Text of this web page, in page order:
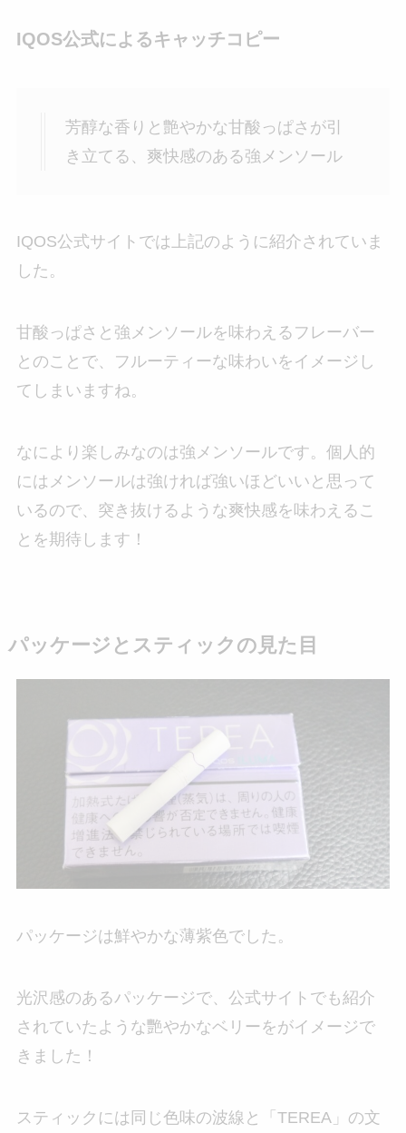
IQOS公式によるキャッチコピー
芳醇な香りと艶やかな甘酸っぱさが引
き立てる、爽快感のある強メンソール​
IQOS公式サイトでは上記のように紹介されていま
した。
甘酸っぱさと強メンソールを味わえるフレーバー
とのことで、フルーティーな味わいをイメージし
てしまいますね。
なにより楽しみなのは強メンソールです。個人的
にはメンソールは強ければ強いほどいいと思って
いるので、突き抜けるような爽快感を味わえるこ
とを期待します！
パッケージとスティックの見た目
パッケージは鮮やかな薄紫色でした。
光沢感のあるパッケージで、公式サイトでも紹介
されていたような艷やかなベリーをがイメージで
きました！
スティックには同じ色味の波線と「TEREA」の文